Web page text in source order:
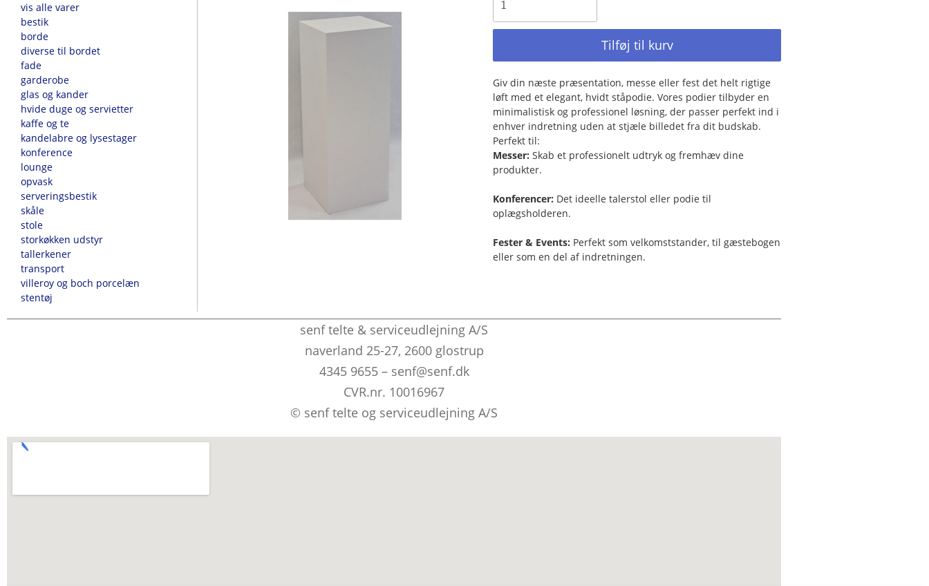
vis alle varer
bestik
borde
diverse til bordet
fade
garderobe
glas og kander
hvide duge og servietter
kaffe og te
kandelabre og lysestager
konference
lounge
opvask
serveringsbestik
skåle
stole
storkøkken udstyr
tallerkener
transport
villeroy og boch porcelæn
stentøj
Tilføj til kurv
Giv din næste præsentation, messe eller fest det helt rigtige
løft med et elegant, hvidt ståpodie. Vores podier tilbyder en
minimalistisk og professionel løsning, der passer perfekt ind i
enhver indretning uden at stjæle billedet fra dit budskab.
Perfekt til:
Messer: Skab et professionelt udtryk og fremhæv dine
produkter.
Konferencer: Det ideelle talerstol eller podie til
oplægsholderen.
Fester & Events: Perfekt som velkomststander, til gæstebogen
eller som en del af indretningen.
senf telte & serviceudlejning A/S
naverland 25-27, 2600 glostrup
4345 9655 – senf@senf.dk
CVR.nr. 10016967
© senf telte og serviceudlejning A/S